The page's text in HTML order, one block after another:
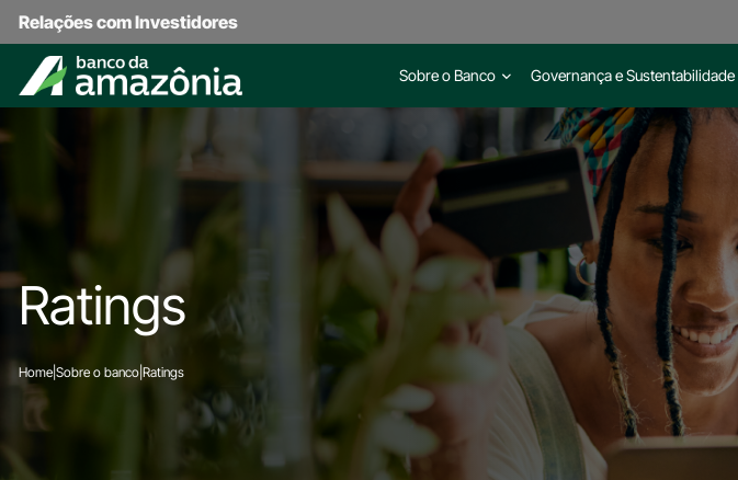
Relações com Investidores
Sobre o Banco Governança e Sustentabilidade
Ratings
Home Sobre o banco Ratings